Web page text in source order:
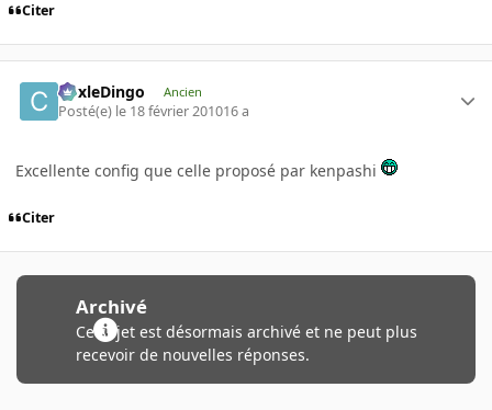
Citer
CoxleDingo Ancien
Posté(e) le 18 février 201016 a
Excellente config que celle proposé par kenpashi
Citer
Archivé
Ce sujet est désormais archivé et ne peut plus
recevoir de nouvelles réponses.